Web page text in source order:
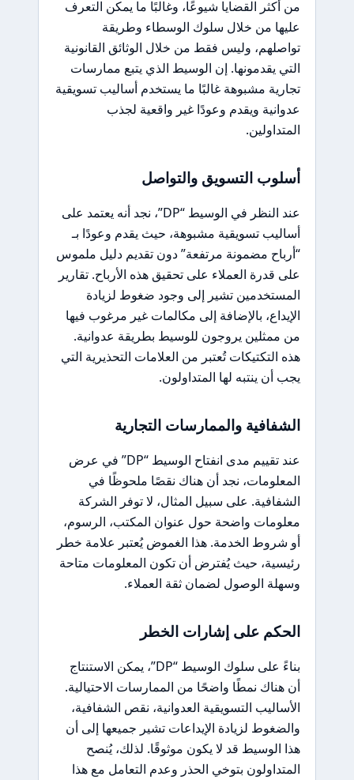
من أكثر القضايا شيوعًا، وغالبًا ما يمكن التعرف
عليها من خلال سلوك الوسطاء وطريقة
تواصلهم، وليس فقط من خلال الوثائق القانونية
التي يقدمونها. إن الوسيط الذي يتبع ممارسات
تجارية مشبوهة غالبًا ما يستخدم أساليب تسويقية
عدوانية ويقدم وعودًا غير واقعية لجذب
المتداولين.
أسلوب التسويق والتواصل
عند النظر في الوسيط “DP”، نجد أنه يعتمد على
أساليب تسويقية مشبوهة، حيث يقدم وعودًا بـ
“أرباح مضمونة مرتفعة” دون تقديم دليل ملموس
على قدرة العملاء على تحقيق هذه الأرباح. تقارير
المستخدمين تشير إلى وجود ضغوط لزيادة
الإيداع، بالإضافة إلى مكالمات غير مرغوب فيها
من ممثلين يروجون للوسيط بطريقة عدوانية.
هذه التكتيكات تُعتبر من العلامات التحذيرية التي
يجب أن ينتبه لها المتداولون.
الشفافية والممارسات التجارية
عند تقييم مدى انفتاح الوسيط “DP” في عرض
المعلومات، نجد أن هناك نقصًا ملحوظًا في
الشفافية. على سبيل المثال، لا توفر الشركة
معلومات واضحة حول عنوان المكتب، الرسوم،
أو شروط الخدمة. هذا الغموض يُعتبر علامة خطر
رئيسية، حيث يُفترض أن تكون المعلومات متاحة
وسهلة الوصول لضمان ثقة العملاء.
الحكم على إشارات الخطر
بناءً على سلوك الوسيط “DP”، يمكن الاستنتاج
أن هناك نمطًا واضحًا من الممارسات الاحتيالية.
الأساليب التسويقية العدوانية، نقص الشفافية،
والضغوط لزيادة الإيداعات تشير جميعها إلى أن
هذا الوسيط قد لا يكون موثوقًا. لذلك، يُنصح
المتداولون بتوخي الحذر وعدم التعامل مع هذا